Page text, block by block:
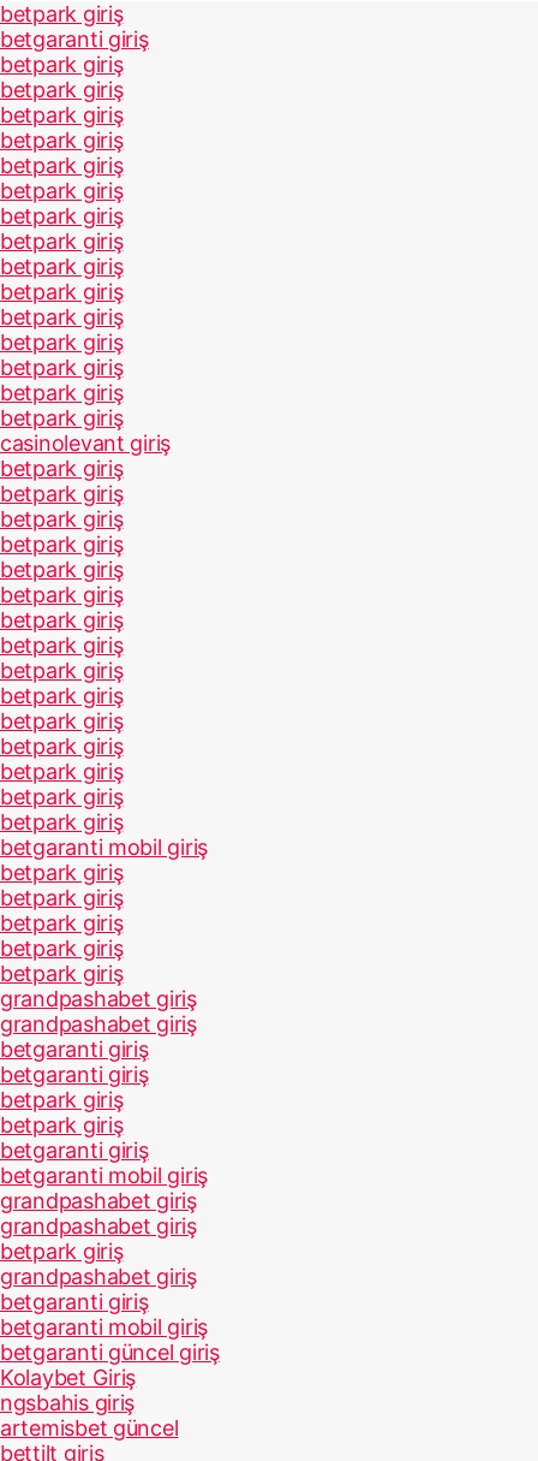
betpark giriş
betgaranti giriş
betpark giriş
betpark giriş
betpark giriş
betpark giriş
betpark giriş
betpark giriş
betpark giriş
betpark giriş
betpark giriş
betpark giriş
betpark giriş
betpark giriş
betpark giriş
betpark giriş
betpark giriş
casinolevant giriş
betpark giriş
betpark giriş
betpark giriş
betpark giriş
betpark giriş
betpark giriş
betpark giriş
betpark giriş
betpark giriş
betpark giriş
betpark giriş
betpark giriş
betpark giriş
betpark giriş
betpark giriş
betgaranti mobil giriş
betpark giriş
betpark giriş
betpark giriş
betpark giriş
betpark giriş
grandpashabet giriş
grandpashabet giriş
betgaranti giriş
betgaranti giriş
betpark giriş
betpark giriş
betgaranti giriş
betgaranti mobil giriş
grandpashabet giriş
grandpashabet giriş
betpark giriş
grandpashabet giriş
betgaranti giriş
betgaranti mobil giriş
betgaranti güncel giriş
Kolaybet Giriş
ngsbahis giriş
artemisbet güncel
bettilt giriş